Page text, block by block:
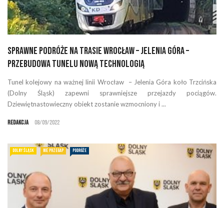
Sprawne podróże na trasie Wrocław – Jelenia Góra –
przebudowa tunelu nową technologią
Tunel kolejowy na ważnej linii Wrocław – Jelenia Góra koło Trzcińska
(Dolny Śląsk) zapewni sprawniejsze przejazdy pociągów.
Dziewiętnastowieczny obiekt zostanie wzmocniony i ...
Redakcja 08/09/2022
DOLNY ŚLĄSK NIE PRZEGAP PODRÓŻE